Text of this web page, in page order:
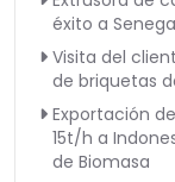
éxito a
Visita del
de briquetas
Exportación
15t/h a
de Biomasa